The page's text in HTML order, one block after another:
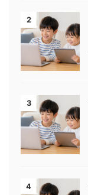
2
3
4